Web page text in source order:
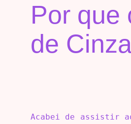
Por que
de
Acabei de assistir